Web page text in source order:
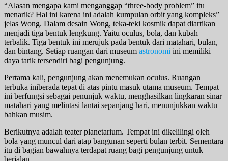
“Alasan mengapa kami menganggap “three-body problem” itu
menarik? Hal ini karena ini adalah kumpulan orbit yang kompleks”
jelas Wong. Dalam desain Wong, teka-teki kosmik dapat diartikan
menjadi tiga bentuk lengkung. Yaitu oculus, bola, dan kubah
terbalik. Tiga bentuk ini merujuk pada bentuk dari matahari, bulan,
dan bintang. Setiap ruangan dari museum astronomi ini memiliki
daya tarik tersendiri bagi pengunjung.
Pertama kali, pengunjung akan menemukan oculus. Ruangan
terbuka iniberada tepat di atas pintu masuk utama museum. Tempat
ini berfungsi sebagai penunjuk waktu, menghasilkan lingkaran sinar
matahari yang melintasi lantai sepanjang hari, menunjukkan waktu
bahkan musim.
Berikutnya adalah teater planetarium. Tempat ini dikelilingi oleh
bola yang muncul dari atap bangunan seperti bulan terbit. Sementara
itu di bagian bawahnya terdapat ruang bagi pengunjung untuk
berjalan.